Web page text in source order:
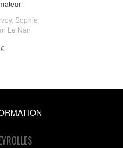
, Sophie
Le Nan